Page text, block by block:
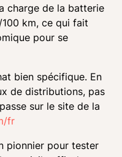
charge de la batterie
100 km, ce qui fait
pour se
bien spécifique. En
de distributions, pas
sur le site de la
fr
pionnier pour tester